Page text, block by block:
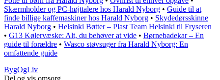
Skærmholder og PC-højttalere hos Harald Nyborg • Guide til at
finde billige kaffemaskiner hos Harald Nyborg • Skydedørsskinne
Harald Nyborg • Helsinki Bøtter – Plast Team Helsinki til Fryseren
• G13 Kølervæske: Alt, du behøver at vide • Børnebadekar – En
guide til forældre • Wasco støvsuger fra Harald Nyborg: En
omfattende guide
BygOgLiv
Del og vis omsorg